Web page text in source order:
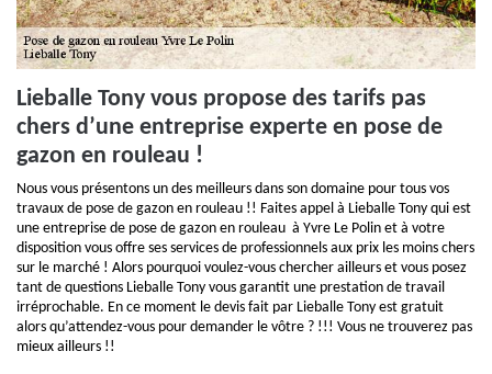
Lieballe Tony vous propose des tarifs pas
chers d’une entreprise experte en pose de
gazon en rouleau !
Nous vous présentons un des meilleurs dans son domaine pour tous vos
travaux de pose de gazon en rouleau !! Faites appel à Lieballe Tony qui est
une entreprise de pose de gazon en rouleau à Yvre Le Polin et à votre
disposition vous offre ses services de professionnels aux prix les moins chers
sur le marché ! Alors pourquoi voulez-vous chercher ailleurs et vous posez
tant de questions Lieballe Tony vous garantit une prestation de travail
irréprochable. En ce moment le devis fait par Lieballe Tony est gratuit
alors qu’attendez-vous pour demander le vôtre ? !!! Vous ne trouverez pas
mieux ailleurs !!